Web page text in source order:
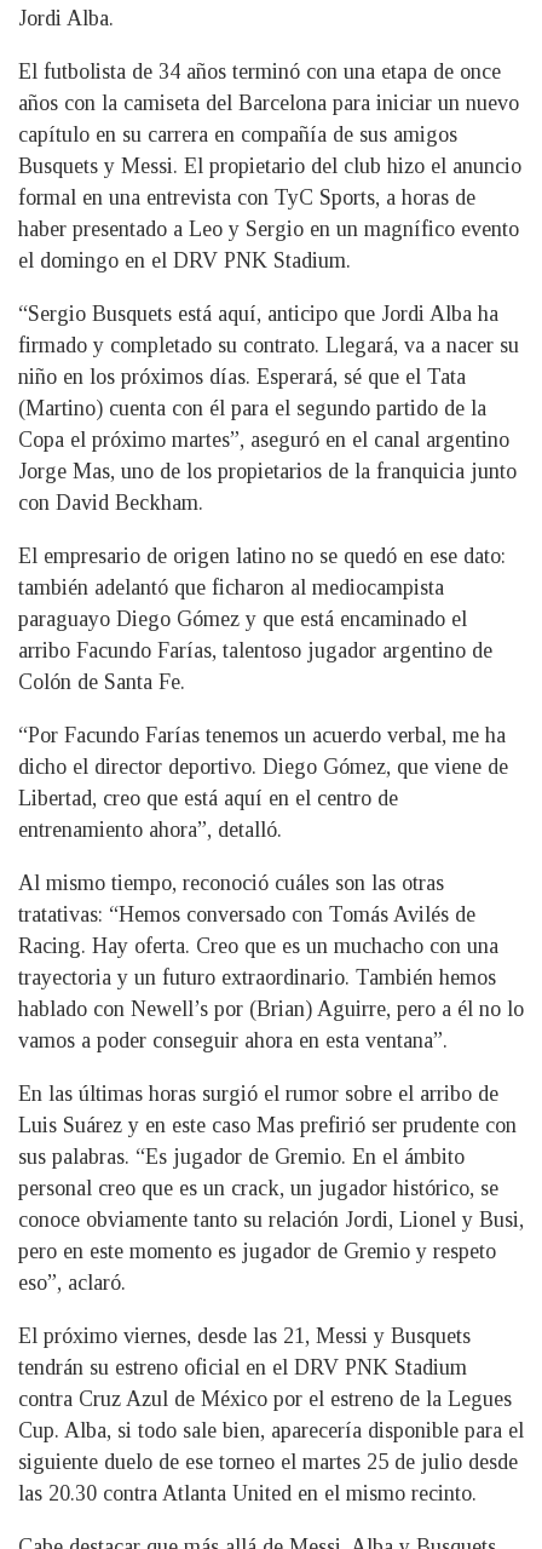
Jordi Alba.
El futbolista de 34 años terminó con una etapa de once
años con la camiseta del Barcelona para iniciar un nuevo
capítulo en su carrera en compañía de sus amigos
Busquets y Messi. El propietario del club hizo el anuncio
formal en una entrevista con TyC Sports, a horas de
haber presentado a Leo y Sergio en un magnífico evento
el domingo en el DRV PNK Stadium.
“Sergio Busquets está aquí, anticipo que Jordi Alba ha
firmado y completado su contrato. Llegará, va a nacer su
niño en los próximos días. Esperará, sé que el Tata
(Martino) cuenta con él para el segundo partido de la
Copa el próximo martes”, aseguró en el canal argentino
Jorge Mas, uno de los propietarios de la franquicia junto
con David Beckham.
El empresario de origen latino no se quedó en ese dato:
también adelantó que ficharon al mediocampista
paraguayo Diego Gómez y que está encaminado el
arribo Facundo Farías, talentoso jugador argentino de
Colón de Santa Fe.
“Por Facundo Farías tenemos un acuerdo verbal, me ha
dicho el director deportivo. Diego Gómez, que viene de
Libertad, creo que está aquí en el centro de
entrenamiento ahora”, detalló.
Al mismo tiempo, reconoció cuáles son las otras
tratativas: “Hemos conversado con Tomás Avilés de
Racing. Hay oferta. Creo que es un muchacho con una
trayectoria y un futuro extraordinario. También hemos
hablado con Newell’s por (Brian) Aguirre, pero a él no lo
vamos a poder conseguir ahora en esta ventana”.
En las últimas horas surgió el rumor sobre el arribo de
Luis Suárez y en este caso Mas prefirió ser prudente con
sus palabras. “Es jugador de Gremio. En el ámbito
personal creo que es un crack, un jugador histórico, se
conoce obviamente tanto su relación Jordi, Lionel y Busi,
pero en este momento es jugador de Gremio y respeto
eso”, aclaró.
El próximo viernes, desde las 21, Messi y Busquets
tendrán su estreno oficial en el DRV PNK Stadium
contra Cruz Azul de México por el estreno de la Legues
Cup. Alba, si todo sale bien, aparecería disponible para el
siguiente duelo de ese torneo el martes 25 de julio desde
las 20.30 contra Atlanta United en el mismo recinto.